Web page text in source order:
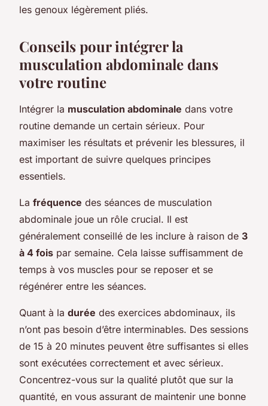
les genoux légèrement pliés.
Conseils pour intégrer la
musculation abdominale dans
votre routine
Intégrer la musculation abdominale dans votre
routine demande un certain sérieux. Pour
maximiser les résultats et prévenir les blessures, il
est important de suivre quelques principes
essentiels.
La fréquence des séances de musculation
abdominale joue un rôle crucial. Il est
généralement conseillé de les inclure à raison de 3
à 4 fois par semaine. Cela laisse suffisamment de
temps à vos muscles pour se reposer et se
régénérer entre les séances.
Quant à la durée des exercices abdominaux, ils
n’ont pas besoin d’être interminables. Des sessions
de 15 à 20 minutes peuvent être suffisantes si elles
sont exécutées correctement et avec sérieux.
Concentrez-vous sur la qualité plutôt que sur la
quantité, en vous assurant de maintenir une bonne